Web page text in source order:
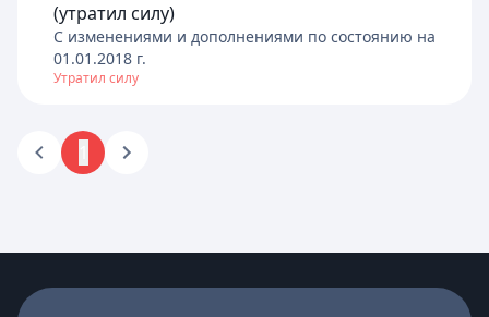
(утратил силу)
C изменениями и дополнениями по состоянию на
01.01.2018 г.
Утратил силу